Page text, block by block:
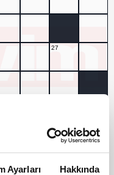
Ayarları Hakkında